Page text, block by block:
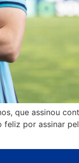
que assinou
por assinar